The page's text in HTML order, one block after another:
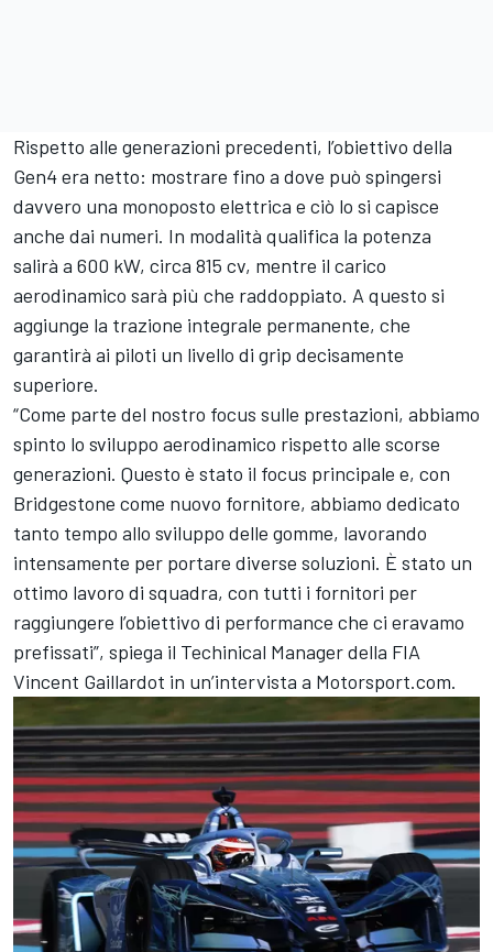
Rispetto alle generazioni precedenti, l’obiettivo della
Gen4 era netto: mostrare fino a dove può spingersi
davvero una monoposto elettrica e ciò lo si capisce
anche dai numeri. In modalità qualifica la potenza
salirà a 600 kW, circa 815 cv, mentre il carico
aerodinamico sarà più che raddoppiato. A questo si
aggiunge la trazione integrale permanente, che
garantirà ai piloti un livello di grip decisamente
superiore.
“Come parte del nostro focus sulle prestazioni, abbiamo
spinto lo sviluppo aerodinamico rispetto alle scorse
generazioni. Questo è stato il focus principale e, con
Bridgestone come nuovo fornitore, abbiamo dedicato
tanto tempo allo sviluppo delle gomme, lavorando
intensamente per portare diverse soluzioni. È stato un
ottimo lavoro di squadra, con tutti i fornitori per
raggiungere l’obiettivo di performance che ci eravamo
prefissati”, spiega il Techinical Manager della FIA
Vincent Gaillardot in un’intervista a Motorsport.com.